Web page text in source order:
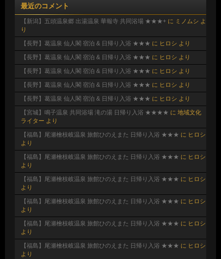
最近のコメント
【新潟】五頭温泉郷 出湯温泉 華報寺 共同浴場 ★★★+ に ミノムシ よ
り
【長野】葛温泉 仙人閣 宿泊 & 日帰り入浴 ★★★ に ヒロシ より
【長野】葛温泉 仙人閣 宿泊 & 日帰り入浴 ★★★ に ヒロシ より
【長野】葛温泉 仙人閣 宿泊 & 日帰り入浴 ★★★ に ヒロシ より
【長野】葛温泉 仙人閣 宿泊 & 日帰り入浴 ★★★ に ヒロシ より
【長野】葛温泉 仙人閣 宿泊 & 日帰り入浴 ★★★ に ヒロシ より
【宮城】鳴子温泉 共同浴場 滝の湯 日帰り入浴 ★★★★ に 地域文化
ライター より
【福島】尾瀬檜枝岐温泉 旅館ひのえまた 日帰り入浴 ★★★ に ヒロシ
より
【福島】尾瀬檜枝岐温泉 旅館ひのえまた 日帰り入浴 ★★★ に ヒロシ
より
【福島】尾瀬檜枝岐温泉 旅館ひのえまた 日帰り入浴 ★★★ に ヒロシ
より
【福島】尾瀬檜枝岐温泉 旅館ひのえまた 日帰り入浴 ★★★ に ヒロシ
より
【福島】尾瀬檜枝岐温泉 旅館ひのえまた 日帰り入浴 ★★★ に ヒロシ
より
【福島】尾瀬檜枝岐温泉 旅館ひのえまた 日帰り入浴 ★★★ に ヒロシ
より